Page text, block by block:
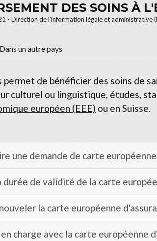
DES SOINS À
- Direction de l'information légale et administrative
Dans un autre pays
permet de bénéficier des soins de
culturel ou linguistique, études,
européen (EEE) ou en Suisse.
une demande de carte
de validité de la carte
la carte européenne
charge avec la carte européenne